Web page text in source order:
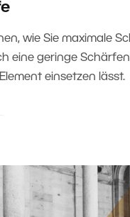
wie Sie maximale
eine geringe
einsetzen lässt.